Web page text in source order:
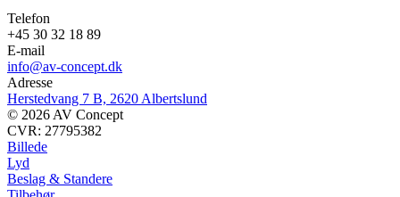
Telefon
+45 30 32 18 89
E-mail
info@av-concept.dk
Adresse
Herstedvang 7 B, 2620 Albertslund
© 2026 AV Concept
CVR: 27795382
Billede
Lyd
Beslag & Standere